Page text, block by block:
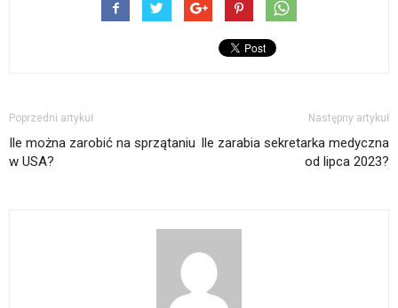
Poprzedni artykuł
Ile można zarobić na sprzątaniu
w USA?
Następny artykuł
Ile zarabia sekretarka medyczna
od lipca 2023?